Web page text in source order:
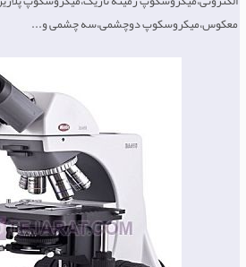
معکوس،میکروسکوپ دوچشمی،سه چشمی و...